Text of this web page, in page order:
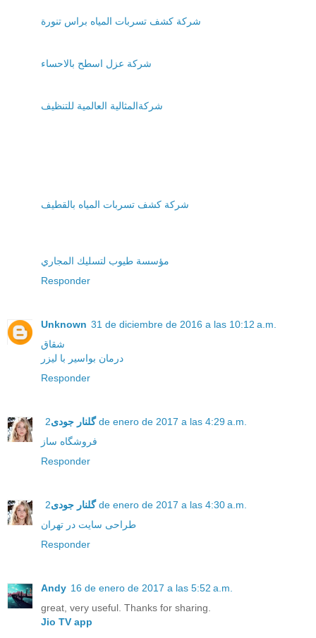
شركة كشف تسربات المياه براس تنورة
شركة عزل اسطح بالاحساء
شركةالمثالية العالمية للتنظيف
شركة كشف تسربات المياه بالقطيف
مؤسسة طيوب لتسليك المجاري
Responder
Unknown 31 de diciembre de 2016 a las 10:12 a.m.
شقاق
درمان بواسیر با لیزر
Responder
گلنار جودی2 de enero de 2017 a las 4:29 a.m.
Responder
گلنار جودی2 de enero de 2017 a las 4:30 a.m.
Responder
Andy 16 de enero de 2017 a las 5:52 a.m.
great, very useful. Thanks for sharing.
Jio TV app